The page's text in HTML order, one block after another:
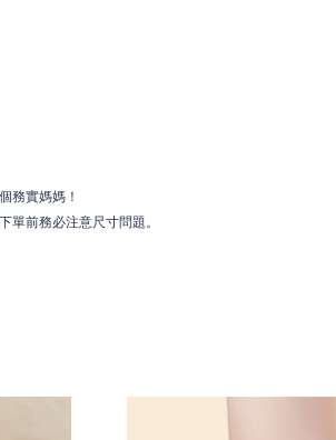
務實媽媽！
單前務必注意尺寸問題。